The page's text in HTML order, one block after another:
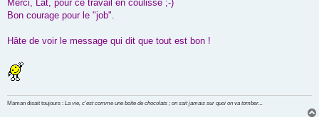
Merci, Lat, pour ce travail en coulisse ;-)
Bon courage pour le "job".
Hâte de voir le message qui dit que tout est bon !
Maman disait toujours : La vie, c'est comme une boîte de chocolats ; on sait jamais sur quoi on va tomber...